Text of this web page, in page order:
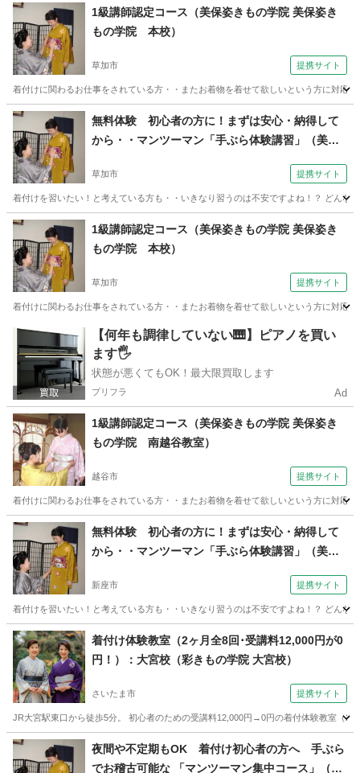
埼玉 新座市 着付け
1級講師認定コース（美保姿きもの学院 美保姿き
もの学院 本校）
草加市 提携サイト
着付けに関わるお仕事をされている方・・またお着物を着せて欲しいという方に対応
埼玉 草加市 着付け
無料体験 初心者の方に！まずは安心・納得して
から・・マンツーマン「手ぶら体験講習」（美保
草加市 提携サイト
着付けを習いたい！と考えている方も・・いきなり習うのは不安ですよね！？ どん
埼玉 草加市 着付け
1級講師認定コース（美保姿きもの学院 美保姿き
もの学院 本校）
草加市 提携サイト
着付けに関わるお仕事をされている方・・またお着物を着せて欲しいという方に対応
埼玉 草加市 着付け
【何年も調律していない🎹】ピアノを買い
ます🖐️
状態が悪くてもOK！最大限買取します
プリフラ Ad
1級講師認定コース（美保姿きもの学院 美保姿き
もの学院 南越谷教室）
越谷市 提携サイト
着付けに関わるお仕事をされている方・・またお着物を着せて欲しいという方に対応
埼玉 越谷市 着付け
無料体験 初心者の方に！まずは安心・納得して
から・・マンツーマン「手ぶら体験講習」（美保
新座市 提携サイト
着付けを習いたい！と考えている方も・・いきなり習うのは不安ですよね！？ どん
埼玉 新座市 着付け
着付け体験教室（2ヶ月全8回･受講料12,000円が0
円！）：大宮校（彩きもの学院 大宮校）
さいたま市 提携サイト
JR大宮駅東口から徒歩5分。 初心者のための受講料12,000円→0円の着付体験教室（2
埼玉 さいたま市 着付け
夜間や不定期もOK 着付け初心者の方へ 手ぶら
でお稽古可能な 「マンツーマン集中コース」（美